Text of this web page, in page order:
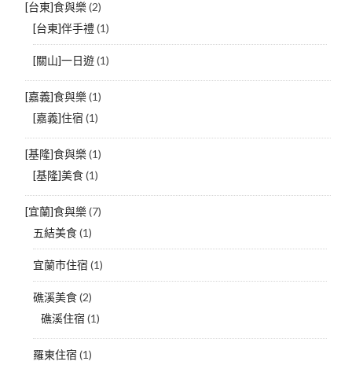
[台東]食與樂(2)
[台東]伴手禮(1)
[關山]一日遊(1)
[嘉義]食與樂(1)
[嘉義]住宿 (1)
[基隆]食與樂(1)
[基隆]美食(1)
[宜蘭]食與樂(7)
五結美食(1)
宜蘭市住宿 (1)
礁溪美食(2)
礁溪住宿 (1)
羅東住宿 (1)